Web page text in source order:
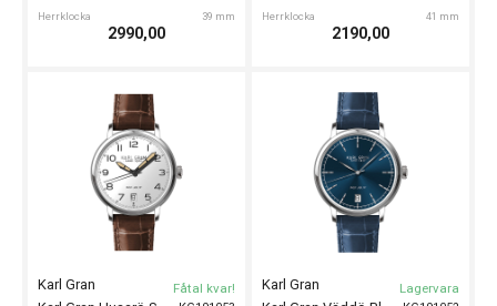
KG191032
Karl Gran Furusund Blue 39mm
2990,00
KG191054
Karl Gran
Karl Gran Väddö Green 41mm
2190,00